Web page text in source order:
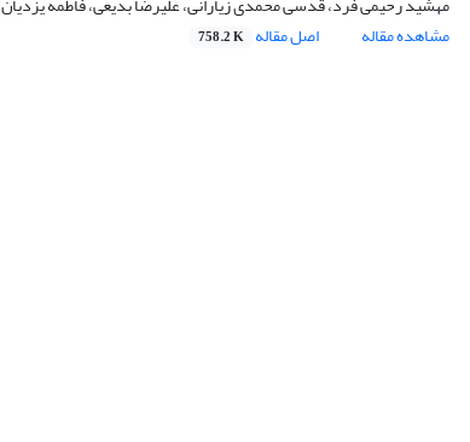
مشاهده مقاله
اصل مقاله 758.2 K